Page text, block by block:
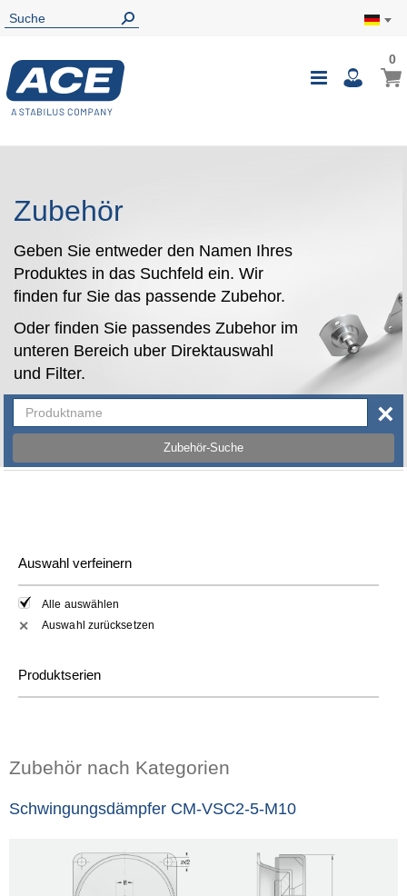
00
Zubehör
Geben Sie entweder den Namen Ihres
Produktes in das Suchfeld ein. Wir
finden fur Sie das passende Zubehor.
Oder finden Sie passendes Zubehor im
unteren Bereich uber Direktauswahl
und Filter.
Zubehör-Suche
×
Auswahl verfeinern
Alle auswählen
✕ Auswahl zurücksetzen
Produktserien
Zubehör nach Kategorien
Schwingungsdämpfer CM-VSC2-5-M10